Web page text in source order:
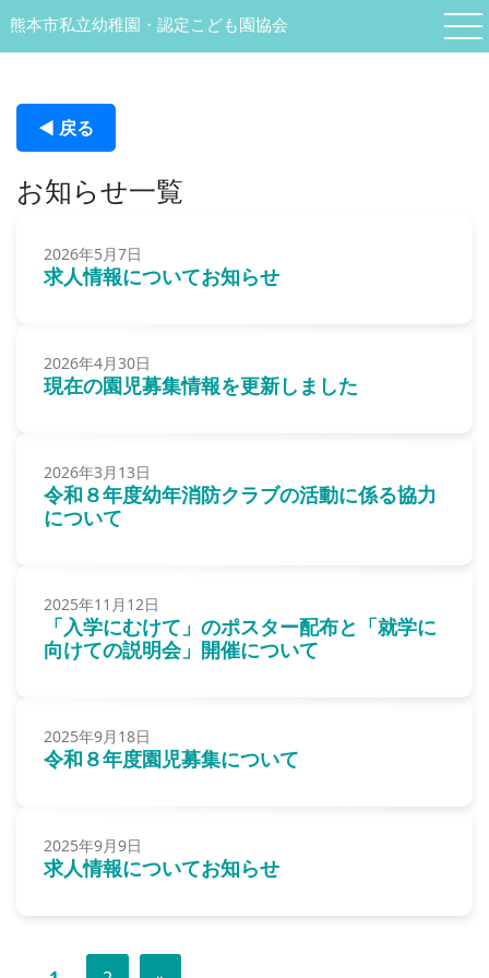
熊本市私立幼稚園・認定こども園協会
◀︎ 戻る
お知らせ一覧
2026年5月7日
求人情報についてお知らせ
2026年4月30日
現在の園児募集情報を更新しました
2026年3月13日
令和８年度幼年消防クラブの活動に係る協力
について
2025年11月12日
「入学にむけて」のポスター配布と「就学に
向けての説明会」開催について
2025年9月18日
令和８年度園児募集について
2025年9月9日
求人情報についてお知らせ